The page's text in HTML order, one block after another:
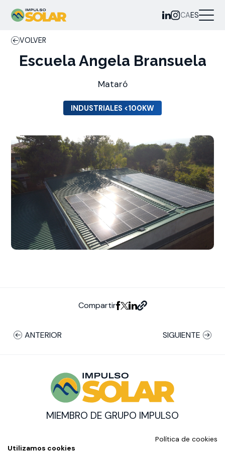
CAES
VOLVER
Escuela Angela Bransuela
Mataró
INDUSTRIALES <100KW
Compartir
ANTERIOR SIGUIENTE
MIEMBRO DE GRUPO IMPULSO
CON EL SOPORTE DE:
Política de cookies
Utilizamos cookies